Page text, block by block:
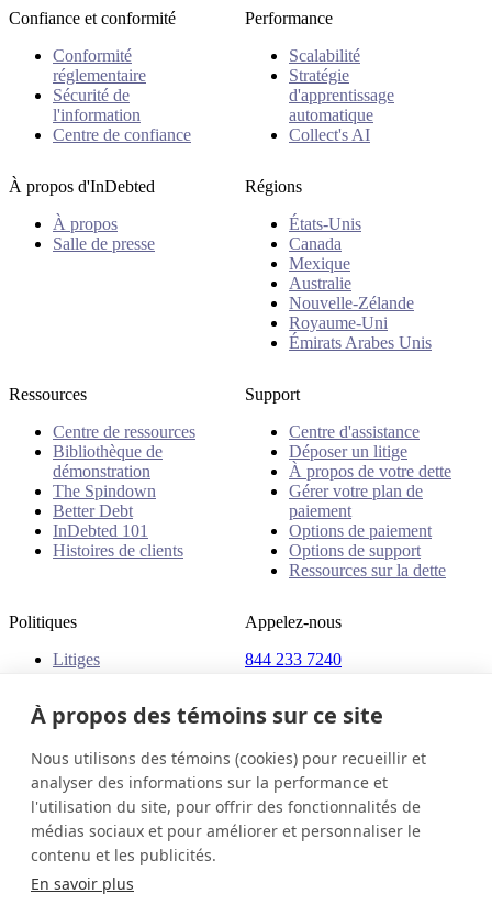
Confiance et conformité
Conformité
réglementaire
Sécurité de
l'information
Centre de confiance
Performance
Scalabilité
Stratégie
d'apprentissage
automatique
Collect's AI
À propos d'InDebted
À propos
Salle de presse
Régions
États-Unis
Canada
Mexique
Australie
Nouvelle-Zélande
Royaume-Uni
Émirats Arabes Unis
Ressources
Centre de ressources
Bibliothèque de
démonstration
The Spindown
Better Debt
InDebted 101
Histoires de clients
Support
Centre d'assistance
Déposer un litige
À propos de votre dette
Gérer votre plan de
paiement
Options de paiement
Options de support
Ressources sur la dette
Politiques
Litiges
Appelez-nous
844 233 7240
1400
Toronto, ON, M5C 1C4
Canada
Canada (Français)
Contactez-nous
© 2026 InDebted Holdings Pty Ltd
À propos des témoins sur ce site
Nous utilisons des témoins (cookies) pour recueillir et
analyser des informations sur la performance et
l'utilisation du site, pour offrir des fonctionnalités de
médias sociaux et pour améliorer et personnaliser le
contenu et les publicités.
En savoir plus